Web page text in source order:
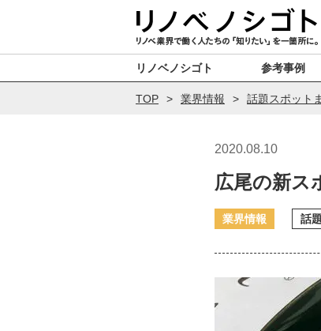
リノベノシゴト 参考事例
TOP 業界情報 話題スポット
2020.08.10
広尾の新ス
業界情報 話